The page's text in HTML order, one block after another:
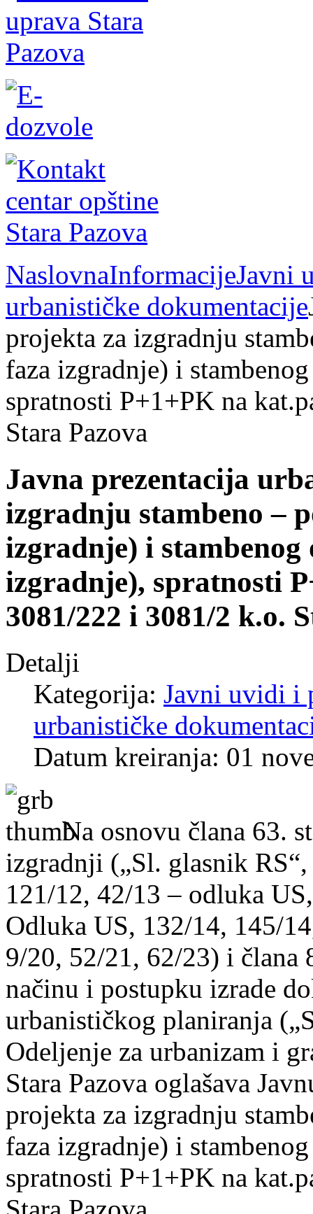
NaslovnaInformacijeJavni
urbanističke dokumentacije
projekta za izgradnju
faza izgradnje) i
spratnosti P+1+PK na
Stara Pazova
Javna prezentacija
izgradnju stambeno –
izgradnje) i
izgradnje), spratnosti
3081/222 i 3081/2 k.o.
Detalji
Kategorija: Javni uvidi i
urbanističke
Datum kreiranja: 01
Na osnovu člana 63.
izgradnji („Sl. glasnik
121/12, 42/13 – odluka
Odluka US, 132/14, 145/
9/20, 52/21, 62/23) i člana
načinu i postupku izrade
urbanističkog planiranja
Odeljenje za urbanizam i
Stara Pazova oglašava
projekta za izgradnju
faza izgradnje) i
spratnosti P+1+PK na